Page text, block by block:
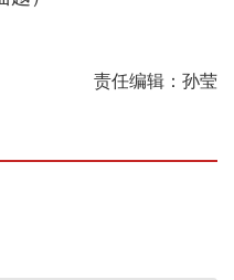
责任编辑：孙莹